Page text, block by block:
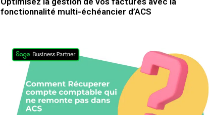
fonctionnalité multi-échéancier d’ACS